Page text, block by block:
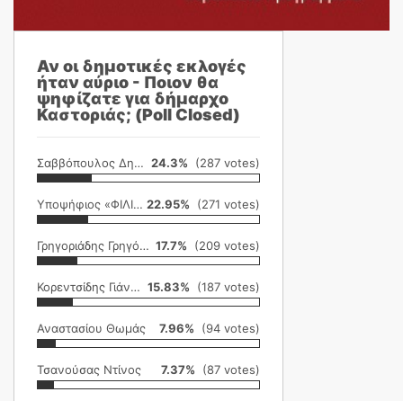
Αν οι δημοτικές εκλογές
ήταν αύριο - Ποιον θα
ψηφίζατε για δήμαρχο
Καστοριάς; (Poll Closed)
Σαββόπουλος Δημήτρης 24.3% (287 votes)
Υποψήφιος «ΦΙΛΙΚΗ ΕΤΑΙΡΕΙΑ» 22.95% (271 votes)
Γρηγοριάδης Γρηγόρης 17.7% (209 votes)
Κορεντσίδης Γιάννης 15.83% (187 votes)
Αναστασίου Θωμάς 7.96% (94 votes)
Τσανούσας Ντίνος 7.37% (87 votes)